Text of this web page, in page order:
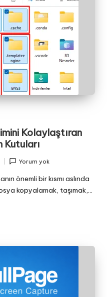
Kolaylaştıran
Kutuları
Yorum yok
önemli bir kısmı aslında
kopyalamak, taşımak,…